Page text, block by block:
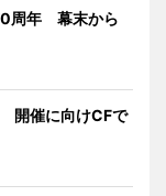
周年 幕末から
開催に向けCFで